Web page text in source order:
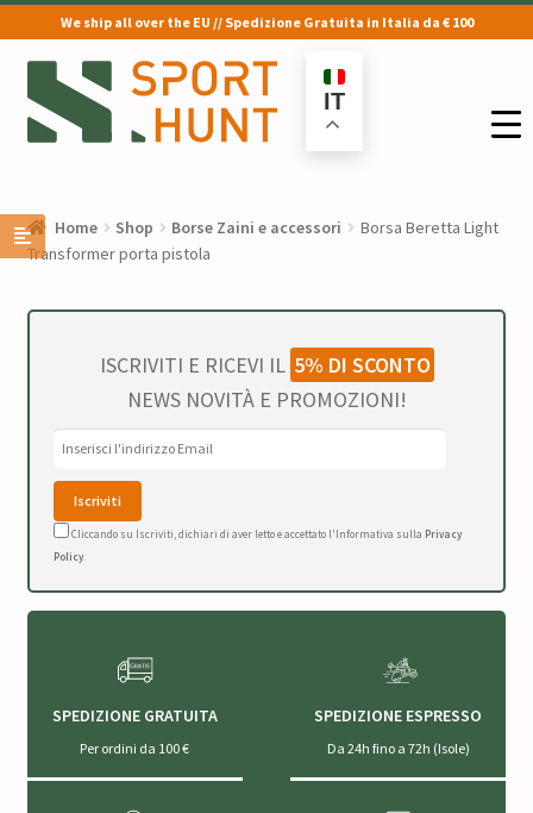
We ship all over the EU // Spedizione Gratuita in Italia da € 100
Vai
alla
navigazione
Vai
al
contenuto
IT
Home Shop Borse Zaini e accessori
Borsa Beretta Light
Transformer porta pistola
ISCRIVITI E RICEVI IL 5% DI SCONTO
NEWS NOVITÀ E PROMOZIONI!
Cliccando su Iscriviti, dichiari di aver letto e accettato l'Informativa sulla Privacy
Policy.
SPEDIZIONE GRATUITA
Per ordini da 100 €
SPEDIZIONE ESPRESSO
Da 24h fino a 72h (Isole)